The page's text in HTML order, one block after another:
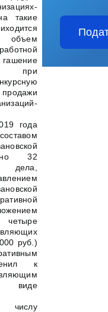
такие
при
года
32
дела,
четыре
руб.)
к